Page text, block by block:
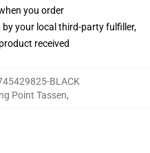
you order
by your local third-party fulfiller,
received
BLACK
Point Tassen,